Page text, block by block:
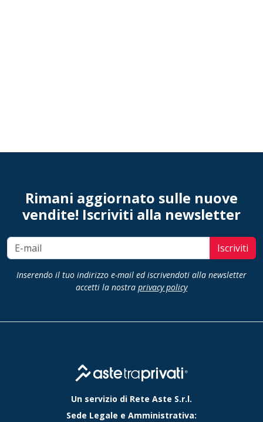
Rimani aggiornato sulle nuove
vendite! Iscriviti alla newsletter
Iscriviti
Inserendo il tuo indirizzo e-mail ed iscrivendoti alla newsletter
accetti la nostra privacy policy
Un servizio di Rete Aste S.r.l.
Sede Legale e Amministrativa: